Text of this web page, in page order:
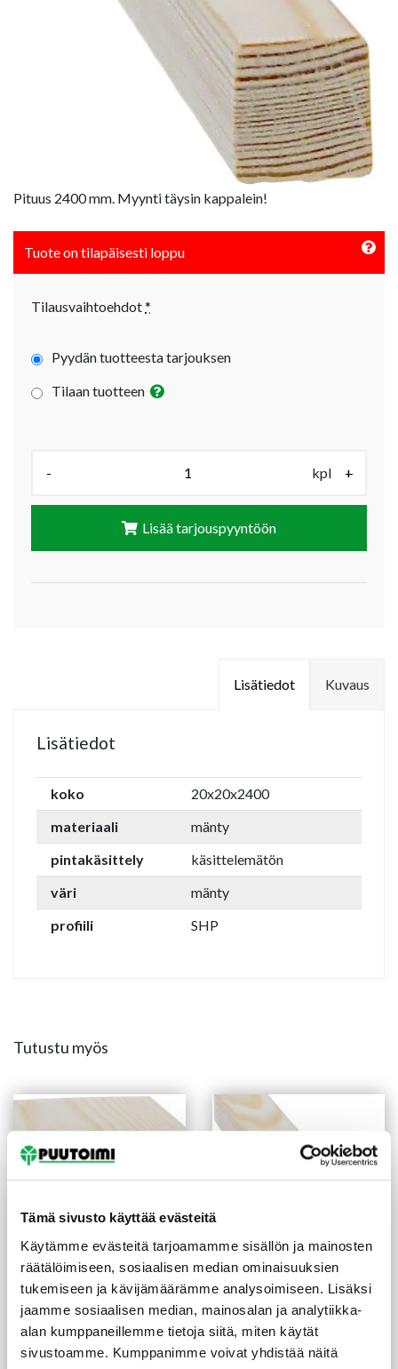
Tämä sivusto käyttää evästeitä
Käytämme evästeitä tarjoamamme sisällön ja mainosten
räätälöimiseen, sosiaalisen median ominaisuuksien
tukemiseen ja kävijämäärämme analysoimiseen. Lisäksi
jaamme sosiaalisen median, mainosalan ja analytiikka-
alan kumppaneillemme tietoja siitä, miten käytät
sivustoamme. Kumppanimme voivat yhdistää näitä
Pituus 2400 mm. Myynti täysin kappalein!
Tuote on tilapäisesti loppu
Tilausvaihtoehdot*
Pyydän tuotteesta tarjouksen
Tilaan tuotteen
- kpl +
Lisää tarjouspyyntöön
Kuvaus
Lisätiedot
Lisätiedot
koko
20x20x2400
materiaali
mänty
pintakäsittely
käsittelemätön
väri
mänty
profiili
SHP
Tutustu myös
Höylätty mänty
15X120X2400 mm SHP
Sormijatkettu
12,40€/kpl(5,17 €/m)
Höylätty mänty
15X20X2400 mm SHP
4,50€/kpl (1,88 €/m)